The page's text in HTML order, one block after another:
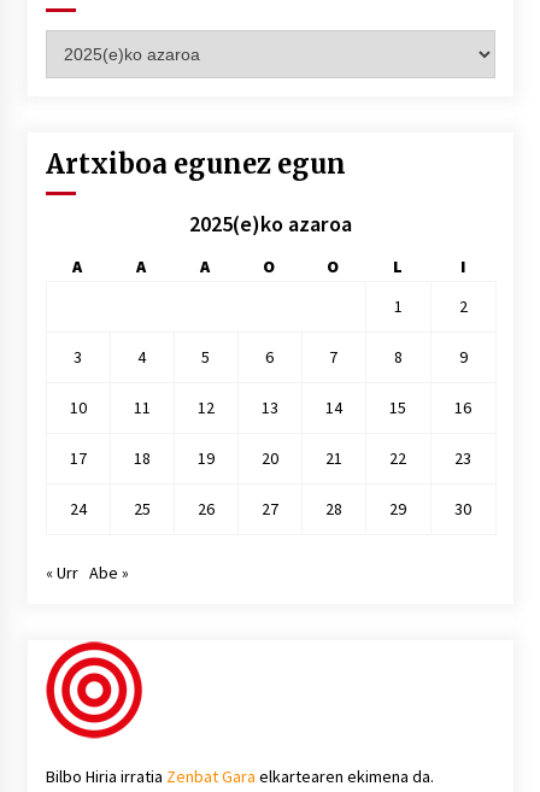
hilez
Artxiboa egunez egun
2025(e)ko azaroa
A A A O O L
I
1
2
3 4 5 6 7 8 9
10 11 12 13 14 15 16
17 18 19 20 21 22 23
24 25 26 27 28 29 30
« Urr Abe »
Bilbo Hiria irratia Zenbat Gara elkartearen ekimena da.